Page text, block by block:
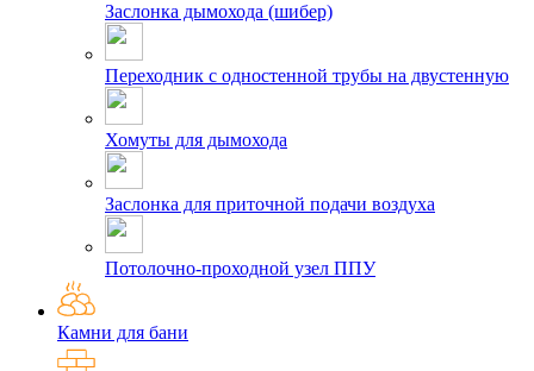
Заслонка дымохода (шибер)
Переходник с одностенной трубы на двустенную
Хомуты для дымохода
Заслонка для приточной подачи воздуха
Потолочно-проходной узел ППУ
Камни для бани